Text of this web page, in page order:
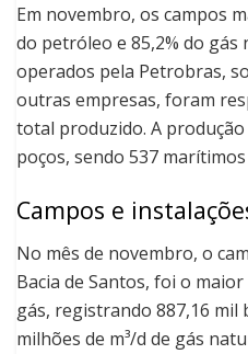
Em novembro, os campos
do petróleo e 85,2% do gás
operados pela Petrobras,
outras empresas, foram
total produzido. A
poços, sendo 537
Campos e
No mês de novembro, o
Bacia de Santos, foi o
gás, registrando 887,16 mil
milhões de m³/d de gás